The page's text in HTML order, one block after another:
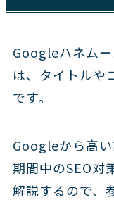
Googleハネム
は、タイトルや
です。
Googleから高
期間中のSEO対
解説するので、